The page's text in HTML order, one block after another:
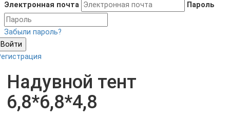
Электронная почта
Пароль
Забыли пароль?
Войти
Надувной тент
6,8*6,8*4,8